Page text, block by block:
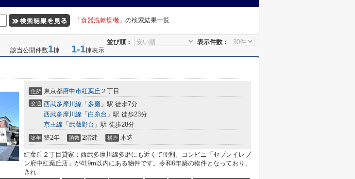
「食器洗乾燥機」 の検索結果一覧
並び順： 表示件数：
該当公開件数1棟 1-1棟表示
住所 東京都府中市紅葉丘 ２丁目
交通 西武多摩川線 「 多磨 」駅 徒歩7分
西武多摩川線 「 白糸台 」駅 徒歩23分
京王線 「 武蔵野台 」駅 徒歩28分
築年 築2年 階数 2階建 構造 木造
紅葉丘２丁目貸家：西武多摩川線多磨にも近くて便利。コンビニ「セブンイレブ
ン府中紅葉丘店」が419m以内にある物件です。令和6年築の物件となっており、
きれ...